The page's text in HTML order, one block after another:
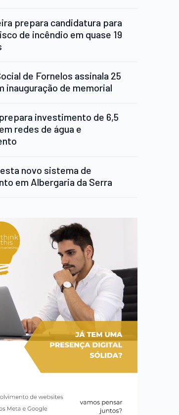
prepara candidatura para
de incêndio em quase 19
de Fornelos assinala 25
inauguração de memorial
investimento de 6,5
redes de água e
novo sistema de
em Albergaria da Serra